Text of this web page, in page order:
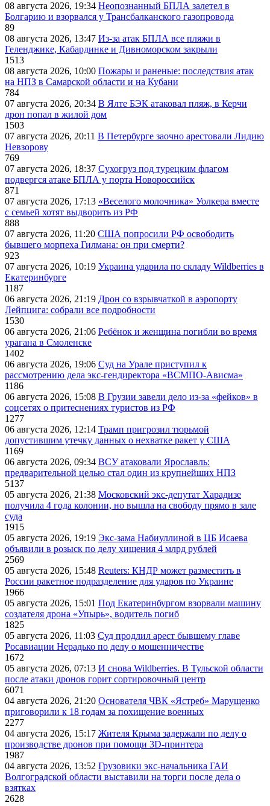
08 августа 2026, 19:34 Неопознанный БПЛА залетел в
Болгарию и взорвался у Трансбалканского газопровода
89
08 августа 2026, 13:47 Из-за атак БПЛА все пляжи в
Геленджике, Кабардинке и Дивноморском закрыли
1513
08 августа 2026, 10:00 Пожары и раненые: последствия атак
на НПЗ в Самарской области и на Кубани
784
07 августа 2026, 20:34 В Ялте БЭК атаковал пляж, в Керчи
дрон попал в жилой дом
1503
07 августа 2026, 20:11 В Петербурге заочно арестовали Лидию
Невзорову
769
07 августа 2026, 18:37 Сухогруз под турецким флагом
подвергся атаке БПЛА у порта Новороссийск
871
07 августа 2026, 17:13 «Веселого молочника» Уолкера вместе
с семьей хотят выдворить из РФ
888
07 августа 2026, 11:20 США попросили РФ освободить
бывшего морпеха Гилмана: он при смерти?
923
07 августа 2026, 10:19 Украина ударила по складу Wildberries в
Екатеринбурге
1187
06 августа 2026, 21:19 Дрон со взрывчаткой в аэропорту
Лейпцига: собрали все подробности
1530
06 августа 2026, 21:06 Ребёнок и женщина погибли во время
урагана в Смоленске
1402
06 августа 2026, 19:06 Суд на Урале приступил к
рассмотрению дела экс-гендиректора «ВСМПО-Ависма»
1186
06 августа 2026, 15:08 В Грузии завели дело из-за «фейков» в
соцсетях о притеснениях туристов из РФ
1277
06 августа 2026, 12:14 Трамп пригрозил тюрьмой
допустившим утечку данных о нехватке ракет у США
1169
06 августа 2026, 09:34 ВСУ атаковали Ярославль:
предварительной целью стал один из крупнейших НПЗ
5137
05 августа 2026, 21:38 Московский экс-депутат Харадизе
получила 4 года колонии, но вышла на свободу прямо в зале
суда
1915
05 августа 2026, 19:19 Экс-зама Набиуллиной в ЦБ Исаева
объявили в розыск по делу хищения 4 млрд рублей
2569
05 августа 2026, 15:48 Reuters: КНДР может разместить в
России ракетное подразделение для ударов по Украине
1966
05 августа 2026, 15:01 Под Екатеринбургом взорвали машину
создателя дрона «Упырь», водитель погиб
1825
05 августа 2026, 11:03 Суд продлил арест бывшему главе
Росавиации Нерадько по делу о мошенничестве
1672
05 августа 2026, 07:13 И снова Wildberries. В Тульской области
после атаки дронов горит сортировочный центр
6071
04 августа 2026, 21:20 Основателя ЧВК «Ястреб» Марущенко
приговорили к 18 годам за похищение военных
2277
04 августа 2026, 15:17 Жителя Крыма задержали по делу о
производстве дронов при помощи 3D‑принтера
1987
04 августа 2026, 13:52 Грузовики экс-начальника ГАИ
Волгоградской области выставили на торги после дела о
взятках
2628